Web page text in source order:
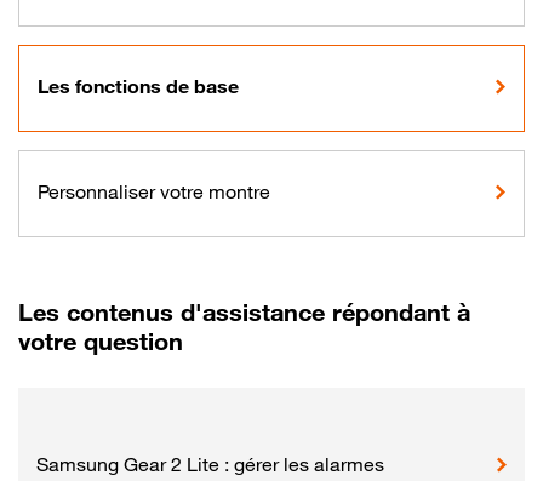
Les fonctions de base
Personnaliser votre montre
Les contenus d'assistance répondant à
votre question
Samsung Gear 2 Lite : gérer les alarmes